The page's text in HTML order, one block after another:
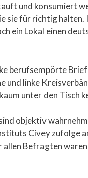
und konsumiert
sie für richtig
ein Lokal einen
berufsempörte
und linke
unter den Tisch
objektiv
Civey zufolge
Befragten